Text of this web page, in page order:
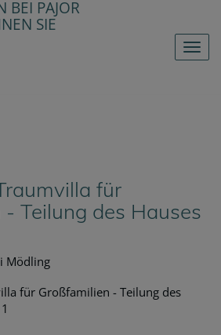
für
Teilung des Hauses
Mödling